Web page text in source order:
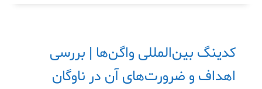
کدینگ بین‌المللی واگن‌ها | بررسی
اهداف و ضرورت‌های آن در ناوگان